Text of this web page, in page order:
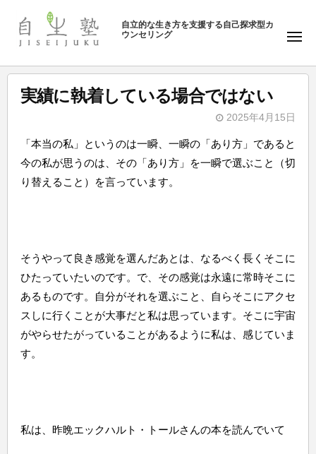
ン
自
塾
自立的な生き方を支援する自己探求型カ
ウンセリング
メ
ュ
ー
実績に執着している場合ではない
2025年4月15日
自
生
「本当の私」というのは一瞬、一瞬の「あり方」であると
今の私が思うのは、その「あり方」を一瞬で選ぶこと（切
り替えること）を言っています。
そうやって良き感覚を選んだあとは、なるべく長くそこに
ひたっていたいのです。で、その感覚は永遠に常時そこに
あるものです。自分がそれを選ぶこと、自らそこにアクセ
スしに行くことが大事だと私は思っています。そこに宇宙
がやらせたがっていることがあるように私は、感じていま
す。
私は、昨晩エックハルト・トールさんの本を読んでいて